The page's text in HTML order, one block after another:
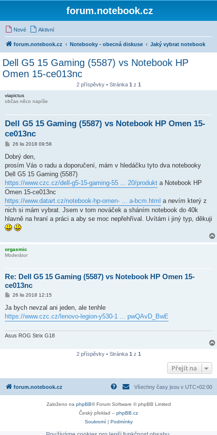
forum.notebook.cz
Nové Aktivní
forum.notebook.cz Notebooky - obecná diskuse Jaký vybrat notebook
Dell G5 15 Gaming (5587) vs Notebook HP
Omen 15-ce013nc
2 příspěvky • Stránka 1 z 1
viapictus
občas něco napíše
Dell G5 15 Gaming (5587) vs Notebook HP Omen 15-
ce013nc
P
í
p
ě
e
k
26 lis 2018 09:58
Dobrý den,
prosím Vás o radu a doporučení, mám v hledáčku tyto dva notebooky
Dell G5 15 Gaming (5587)
https://www.czc.cz/dell-g5-15-gaming-55 ... 20/produkt a Notebook HP
Omen 15-ce013nc
https://www.datart.cz/notebook-hp-omen- ... a-bcm.html a nevím který z
nich si mám vybrat. Jsem v tom nováček a sháním notebook do 40k
hlavně na hraní a práci a aby se moc nepřehříval. Uvítám i jiný typ, děkuji
orgasmic
Moderátor
Re: Dell G5 15 Gaming (5587) vs Notebook HP Omen 15-
ce013nc
P
í
p
e
26 lis 2018 12:15
Ja bych nevzal ani jeden, ale tenhle
https://www.czc.cz/lenovo-legion-y530-1 ... pwQAvD_BwE
Asus ROG Strix G18
2 příspěvky • Stránka 1 z 1
Přejít na
forum.notebook.cz Všechny časy jsou v UTC+02:00
Založeno na phpBB® Forum Software © phpBB Limited
Český překlad – phpBB.cz
Soukromí| Podmínky